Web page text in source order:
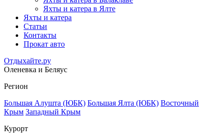
Яхты и катера в Ялте
Яхты и катера
Статьи
Контакты
Прокат авто
Отдыхайте.ру
Оленевка и Беляус
Регион
Большая Алушта (ЮБК) Большая Ялта (ЮБК) Восточный
Крым Западный Крым
Курорт